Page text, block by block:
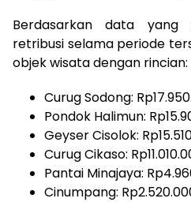
Berdasarkan data yang
retribusi selama periode
objek wisata dengan rincian:
Curug Sodong:
Pondok Halimun:
Geyser Cisolok:
Curug Cikaso:
Pantai Minajaya:
Cinumpang: